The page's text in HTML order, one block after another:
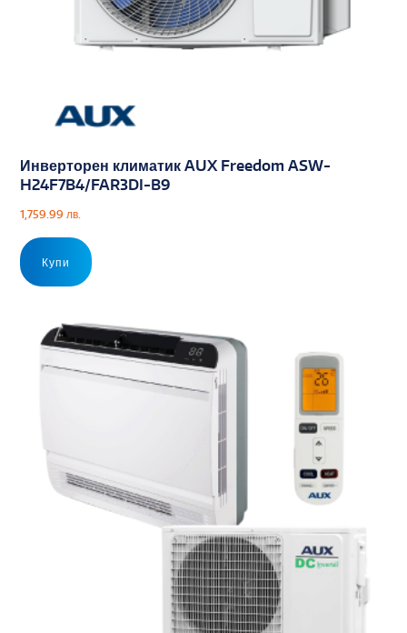
Инверторен климатик AUX Freedom ASW-
H24F7B4/FAR3DI-B9
1,759.99лв.
Купи